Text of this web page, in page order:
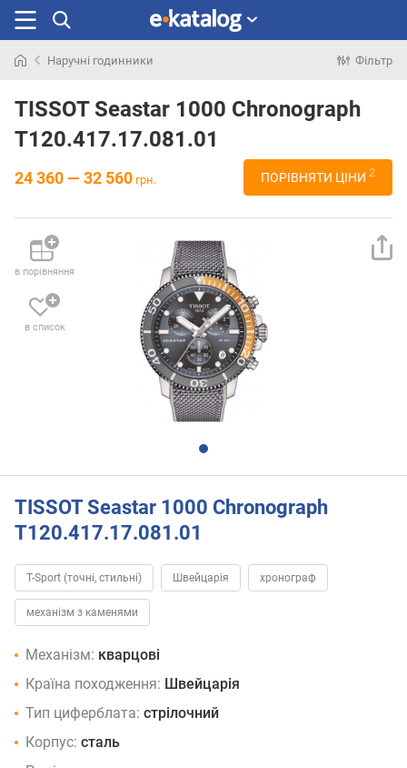
раніше
Наручні годинники Фільтр
TISSOT Seastar 1000 Chronograph
T120.417.17.081.01
24 360 — 32 560 грн. ПОРІВНЯТИ ЦІНИ 2
в порівняння
в список
TISSOT Seastar 1000 Chronograph
T120.417.17.081.01
T-Sport (точні, стильні) Швейцарія хронограф
механізм з каменями
Механізм: кварцові
Країна походження: Швейцарія
Тип циферблата: стрілочний
Корпус: сталь